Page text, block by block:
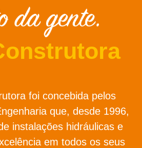
foi concebida pelos
que, desde 1996,
instalações hidráulicas e
em todos os seus